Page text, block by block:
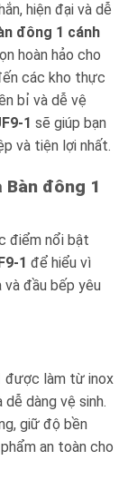
hiện đại và dễ
đông 1 cánh
hoàn hảo cho
các kho thực
bỉ và dễ vệ
1 sẽ giúp bạn
và tiện lợi nhất.
Bàn đông 1
điểm nổi bật
1 để hiểu vì
đầu bếp yêu
được làm từ inox
dàng vệ sinh.
giữ độ bền
an toàn cho